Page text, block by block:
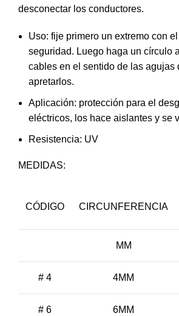
desconectar los conductores.
Uso: fije primero un extremo con
seguridad. Luego haga un círculo
cables en el sentido de las agujas
apretarlos.
Aplicación: protección para el
eléctricos, los hace aislantes y se
Resistencia: UV
MEDIDAS:
CÓDIGO CIRCUNFERENCIA
MM
# 4 4MM
# 6 6MM